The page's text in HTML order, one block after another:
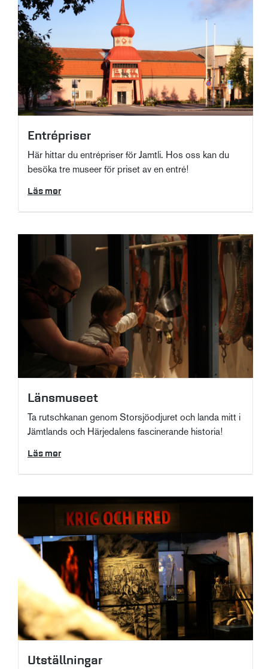
Entrépriser
Här hittar du entrépriser för Jamtli. Hos oss kan du
besöka tre museer för priset av en entré!
Läs mer
Länsmuseet
Ta rutschkanan genom Storsjöodjuret och landa mitt i
Jämtlands och Härjedalens fascinerande historia!
Läs mer
Utställningar